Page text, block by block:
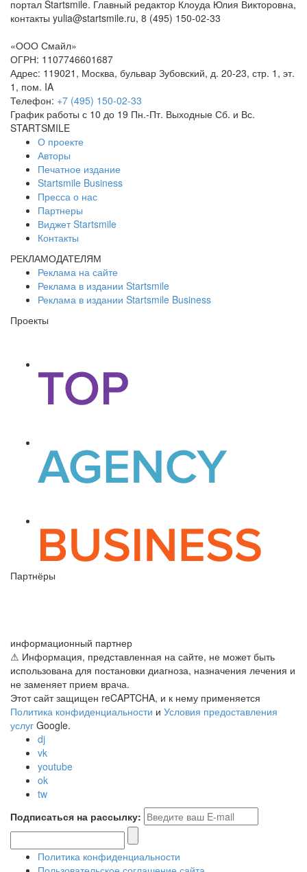
портал Startsmile. Главный редактор Клоуда Юлия Викторовна,
контакты yulia@startsmile.ru, 8 (495) 150-02-33
«ООО Смайл»
ОГРН: 1107746601687
Адрес: 119021, Москва, бульвар Зубовский, д. 20-23, стр. 1, эт.
1, пом. IA
Телефон: +7 (495) 150-02-33
График работы с 10 до 19 Пн.-Пт. Выходные Сб. и Вс.
STARTSMILE
О проекте
Авторы
Печатное издание
Startsmile Business
Пресса о нас
Партнеры
Виджет Startsmile
Контакты
РЕКЛАМОДАТЕЛЯМ
Реклама на сайте
Реклама в издании Startsmile
Реклама в издании Startsmile Business
Проекты
Партнёры
информационный партнер
⚠ Информация, представленная на сайте, не может быть
использована для постановки диагноза, назначения лечения и
не заменяет прием врача.
Этот сайт защищен reCAPTCHA, и к нему применяется
Политика конфиденциальности и Условия предоставления
услуг Google.
dj
vk
youtube
ok
tw
Подписаться на рассылку:
Политика конфиденциальности